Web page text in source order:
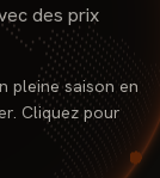
des prix
pleine saison en
Cliquez pour